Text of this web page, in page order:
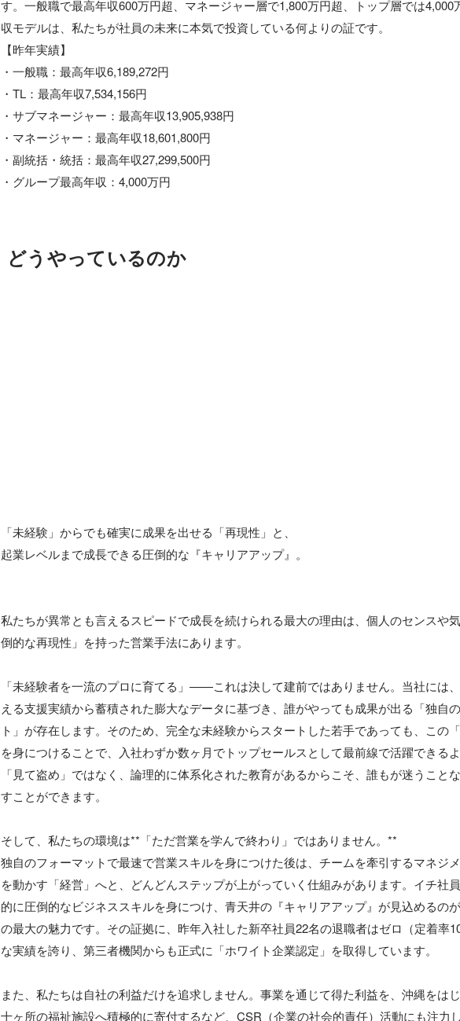
す。一般職で最高年収600万円超、マネージャー層で1,800万円超、トップ層では4,000
収モデルは、私たちが社員の未来に本気で投資している何よりの証です。
【昨年実績】
・一般職：最高年収6,189,272円
・TL：最高年収7,534,156円
・サブマネージャー：最高年収13,905,938円
・マネージャー：最高年収18,601,800円
・副統括・統括：最高年収27,299,500円
・グループ最高年収：4,000万円
どうやっているのか
「未経験」からでも確実に成果を出せる「再現性」と、
起業レベルまで成長できる圧倒的な『キャリアアップ』。
私たちが異常とも言えるスピードで成長を続けられる最大の理由は、個人のセンスや
倒的な再現性」を持った営業手法にあります。
「未経験者を一流のプロに育てる」——これは決して建前ではありません。当社には
える支援実績から蓄積された膨大なデータに基づき、誰がやっても成果が出る「独自
ト」が存在します。そのため、完全な未経験からスタートした若手であっても、この
を身につけることで、入社わずか数ヶ月でトップセールスとして最前線で活躍できるよ
「見て盗め」ではなく、論理的に体系化された教育があるからこそ、誰もが迷うこと
すことができます。
そして、私たちの環境は**「ただ営業を学んで終わり」ではありません。**
独自のフォーマットで最速で営業スキルを身につけた後は、チームを牽引するマネジ
を動かす「経営」へと、どんどんステップが上がっていく仕組みがあります。イチ社
的に圧倒的なビジネススキルを身につけ、青天井の『キャリアアップ』が見込めるの
の最大の魅力です。その証拠に、昨年入社した新卒社員22名の退職者はゼロ（定着率
な実績を誇り、第三者機関からも正式に「ホワイト企業認定」を取得しています。
また、私たちは自社の利益だけを追求しません。事業を通じて得た利益を、沖縄をは
十ヶ所の福祉施設へ積極的に寄付するなど、CSR（企業の社会的責任）活動にも注力し